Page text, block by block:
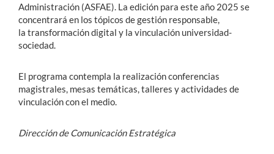
Administración (ASFAE). La edición para este año 2025 se
concentrará en los tópicos de gestión responsable,
la transformación digital y la vinculación universidad-
sociedad.
El programa contempla la realización conferencias
magistrales, mesas temáticas, talleres y actividades de
vinculación con el medio.
Dirección de Comunicación Estratégica